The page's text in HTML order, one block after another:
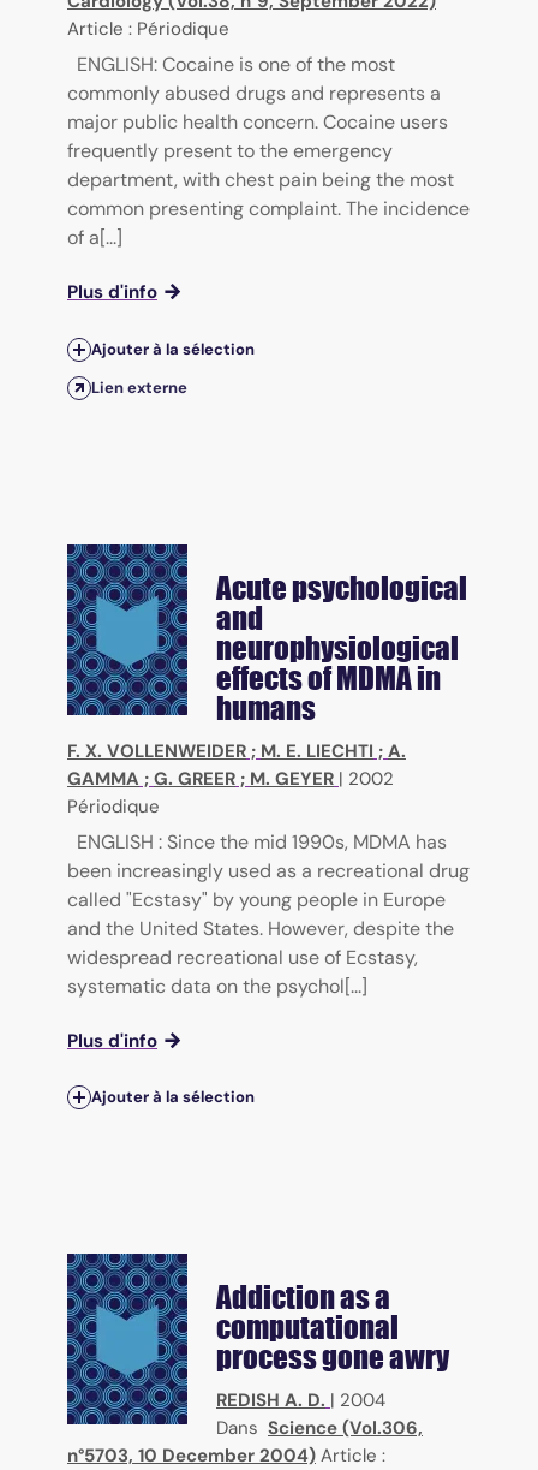
Article : Périodique
ENGLISH: Cocaine is one of the most
commonly abused drugs and represents a
major public health concern. Cocaine users
frequently present to the emergency
department, with chest pain being the most
common presenting complaint. The incidence
of a[...]
Plus d'info
Ajouter à la sélection
Lien externe
Acute psychological
and
neurophysiological
effects of MDMA in
humans
F. X. VOLLENWEIDER ; M. E. LIECHTI ; A.
GAMMA ; G. GREER ; M. GEYER | 2002
Périodique
ENGLISH : Since the mid 1990s, MDMA has
been increasingly used as a recreational drug
called "Ecstasy" by young people in Europe
and the United States. However, despite the
widespread recreational use of Ecstasy,
systematic data on the psychol[...]
Plus d'info
Ajouter à la sélection
Addiction as a
computational
process gone awry
REDISH A. D. | 2004
Dans Science (Vol.306,
n°5703, 10 December 2004) Article :